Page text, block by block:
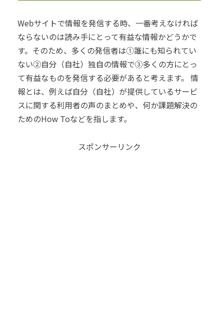
Webサイトで情報を発信する時、一番考えなければ
ならないのは読み手にとって有益な情報かどうかで
す。 そのため、多くの発信者は①誰にも知られてい
ない②自分（自社）独自の情報で③多くの方にとっ
て有益なものを発信する必要があると考えます。 情
報とは、例えば自分（自社）が提供しているサービ
スに関する利用者の声のまとめや、何か課題解決の
ためのHow Toなどを指します。
スポンサーリンク